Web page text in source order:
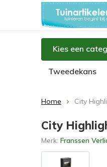
Kies een
Tweedekans
Home City
City
Merk: Franssen